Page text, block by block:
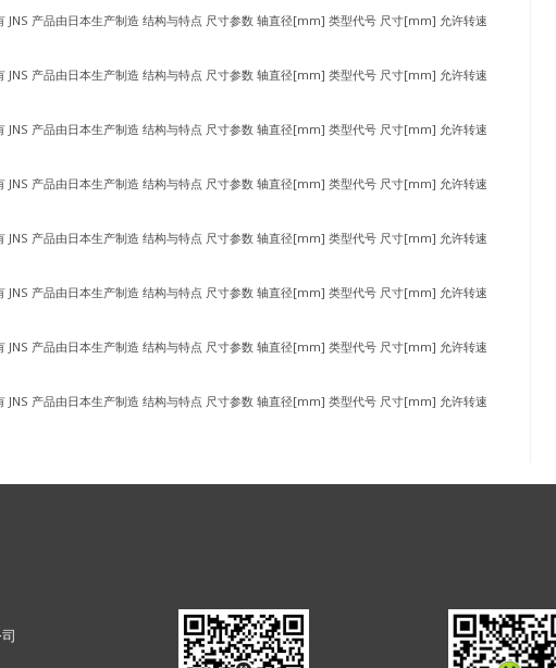
JNS 产品由日本生产制造 结构与特点 尺寸参数 轴直径[mm] 类型代号 尺寸[mm] 允许转速
JNS 产品由日本生产制造 结构与特点 尺寸参数 轴直径[mm] 类型代号 尺寸[mm] 允许转速
JNS 产品由日本生产制造 结构与特点 尺寸参数 轴直径[mm] 类型代号 尺寸[mm] 允许转速
JNS 产品由日本生产制造 结构与特点 尺寸参数 轴直径[mm] 类型代号 尺寸[mm] 允许转速
JNS 产品由日本生产制造 结构与特点 尺寸参数 轴直径[mm] 类型代号 尺寸[mm] 允许转速
JNS 产品由日本生产制造 结构与特点 尺寸参数 轴直径[mm] 类型代号 尺寸[mm] 允许转速
JNS 产品由日本生产制造 结构与特点 尺寸参数 轴直径[mm] 类型代号 尺寸[mm] 允许转速
JNS 产品由日本生产制造 结构与特点 尺寸参数 轴直径[mm] 类型代号 尺寸[mm] 允许转速